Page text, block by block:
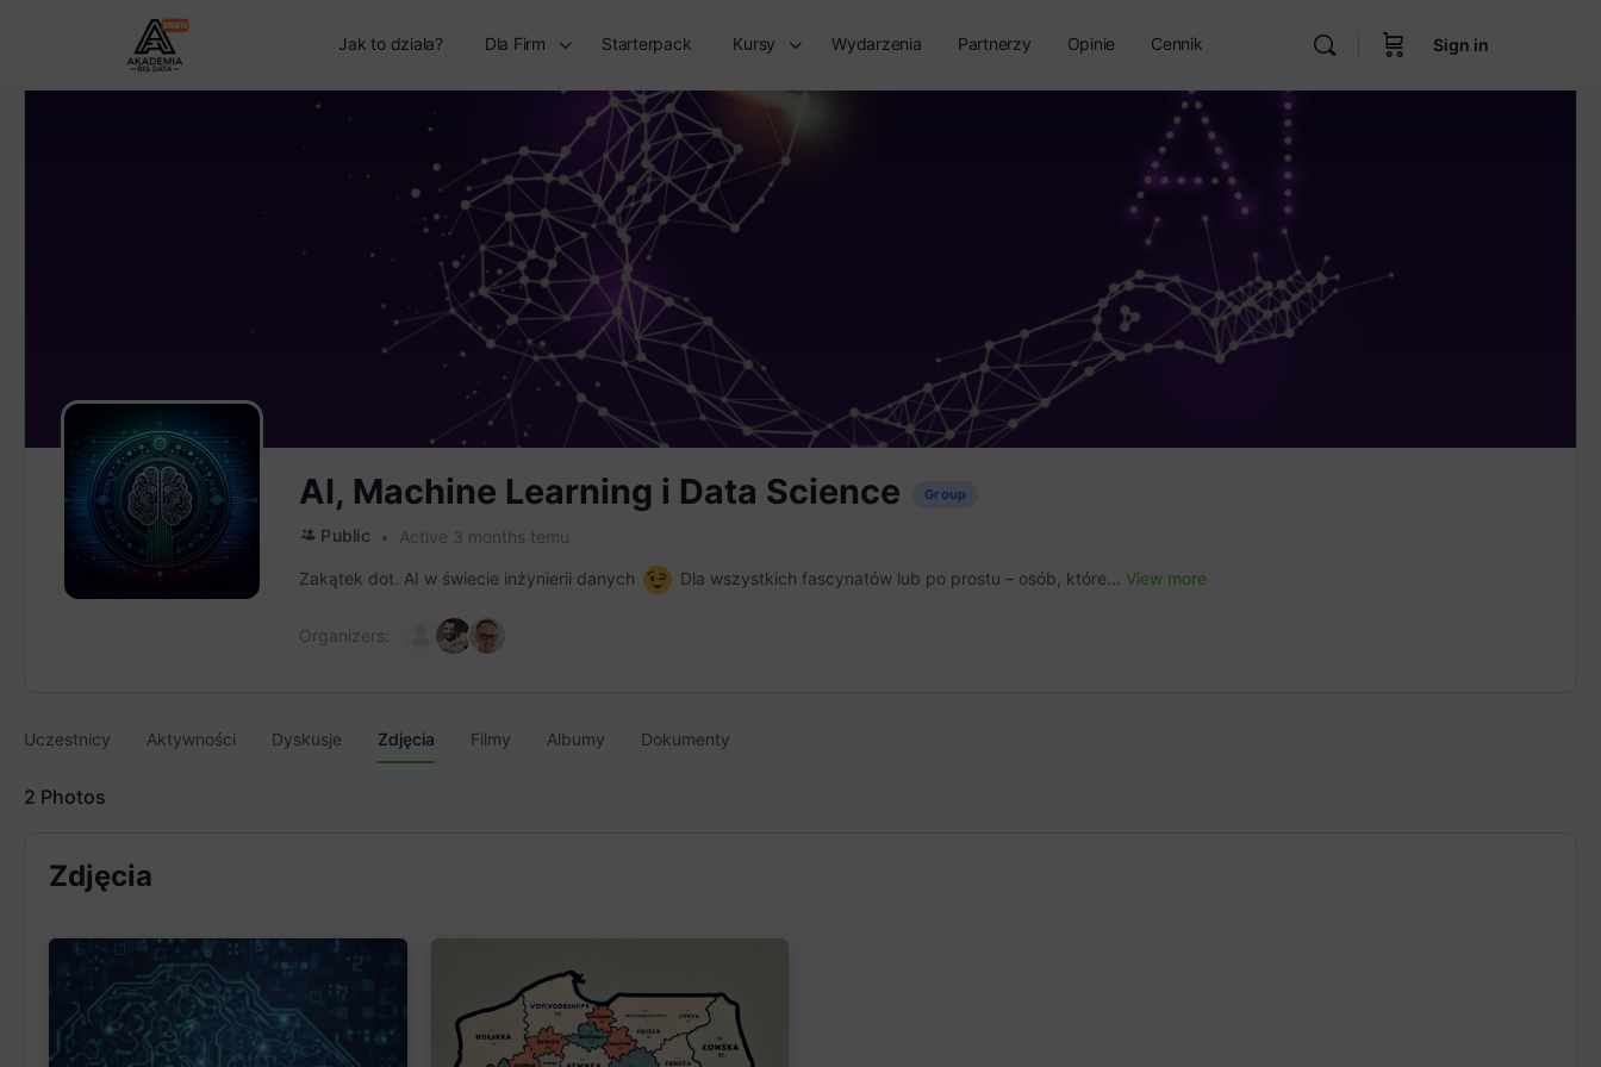
Jak to działa? Dla Firm Starterpack Kursy Wydarzenia Partnerzy Opinie Cennik Sign in
AI, Machine Learning i Data Science Group
Public Active 3 months temu
Zakątek dot. AI w świecie inżynierii danych Dla wszystkich fascynatów lub po prostu – osób, które... View more
Organizers:
Uczestnicy Aktywności Dyskusje Zdjęcia Filmy Albumy Dokumenty
2 Photos
Zdjęcia